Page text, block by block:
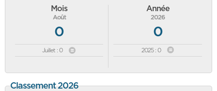
Mois
Août
0
Juillet : 0
Année
2026
0
2025 : 0
Classement 2026